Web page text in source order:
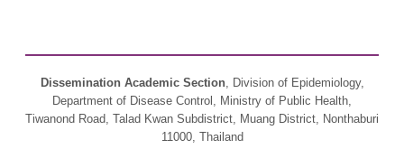
Dissemination Academic Section, Division of Epidemiology,
Department of Disease Control, Ministry of Public Health,
Tiwanond Road, Talad Kwan Subdistrict, Muang District, Nonthaburi
11000, Thailand